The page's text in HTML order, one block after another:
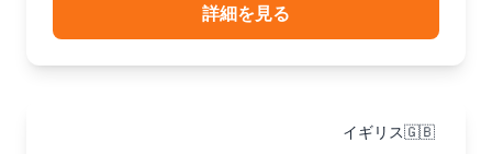
詳細を見る
イギリス🇬🇧